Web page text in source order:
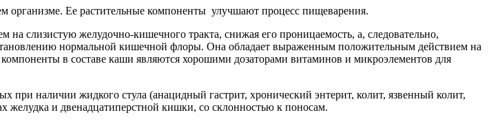
организме. Ее растительные компоненты улучшают процесс пищеварения.
слизистую желудочно-кишечного тракта, снижая его проницаемость, а, следовательно,
нормальной кишечной флоры. Она обладает выраженным положительным действием на
в составе каши являются хорошими дозаторами витаминов и микроэлементов для
при наличии жидкого стула (анацидный гастрит, хронический энтерит, колит, язвенный колит,
желудка и двенадцатиперстной кишки, со склонностью к поносам.